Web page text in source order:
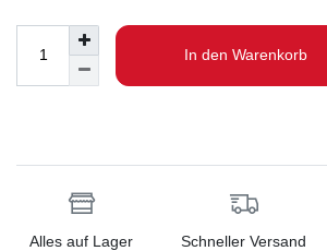
In den Warenkorb
Alles auf Lager Schneller Versand